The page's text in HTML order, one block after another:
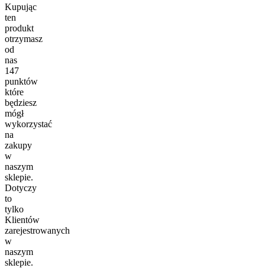
Kupując
ten
produkt
otrzymasz
od
nas
147
punktów
które
będziesz
mógł
wykorzystać
na
zakupy
w
naszym
sklepie.
Dotyczy
to
tylko
Klientów
zarejestrowanych
w
naszym
sklepie.